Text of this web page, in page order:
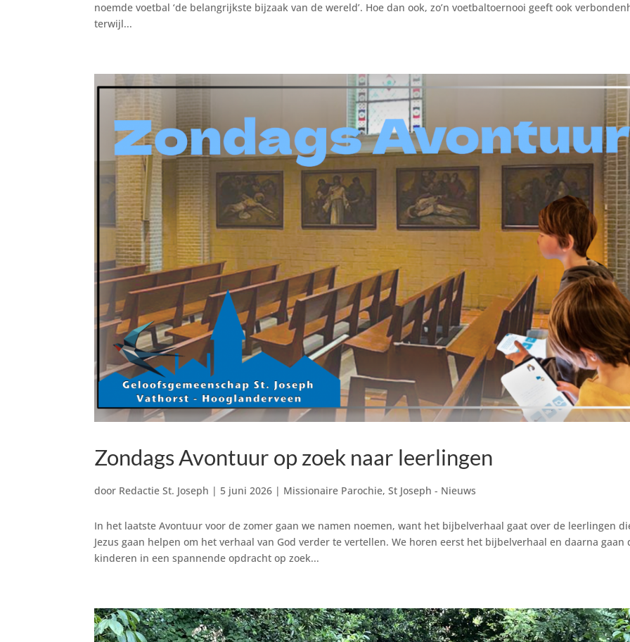
noemde voetbal ‘de belangrijkste bijzaak van de wereld’. Hoe dan ook, zo’n voetbaltoernooi geeft ook
terwijl...
Zondags Avontuur op zoek naar leerlingen
door Redactie St. Joseph | 5 juni 2026 | Missionaire Parochie,St Joseph - Nieuws
In het laatste Avontuur voor de zomer gaan we namen noemen, want het bijbelverhaal gaat over de leerlingen
Jezus gaan helpen om het verhaal van God verder te vertellen. We horen eerst het bijbelverhaal en daarna gaan
kinderen in een spannende opdracht op zoek...